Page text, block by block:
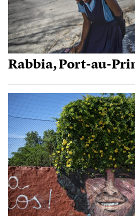
Rabbia, Port-au-